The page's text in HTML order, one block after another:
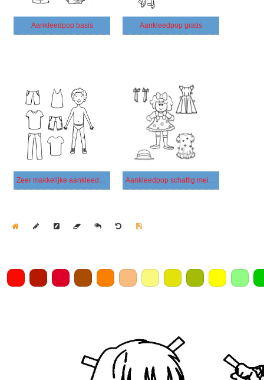
Aankleedpop basis Aankleedpop gratis
Zeer makkelijke aankleedpop Aankleedpop schattig meisje